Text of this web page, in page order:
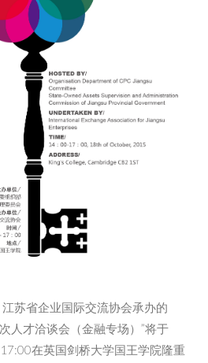
苏省企业国际交流协会承办的
人才洽谈会（金融专场）”将于
在英国剑桥大学国王学院隆重